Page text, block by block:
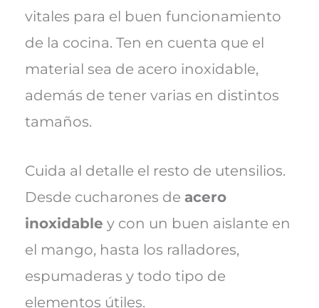
vitales para el buen funcionamiento
de la cocina. Ten en cuenta que el
material sea de acero inoxidable,
además de tener varias en distintos
tamaños.
Cuida al detalle el resto de utensilios.
Desde cucharones de acero
inoxidable y con un buen aislante en
el mango, hasta los ralladores,
espumaderas y todo tipo de
elementos útiles.